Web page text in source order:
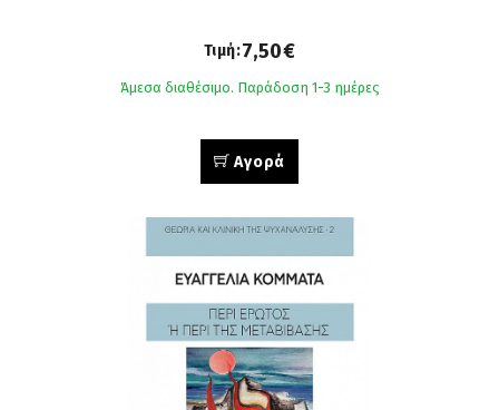
Τιμή:7,50€
Άμεσα διαθέσιμο. Παράδοση 1-3 ημέρες
Αγορά